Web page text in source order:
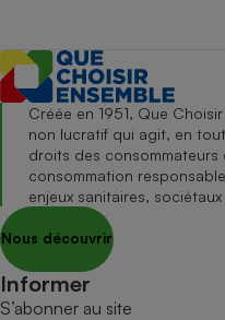
Créée en 1951, Que
non lucratif qui agit, en
droits des
consommation
enjeux sanitaires,
Nous découvrir
Informer
S’abonner au site